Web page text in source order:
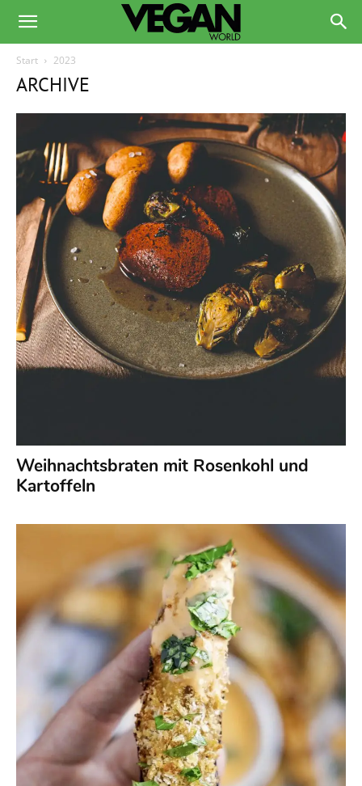
Start 2023
ARCHIVE
Weihnachtsbraten mit Rosenkohl und
Kartoffeln